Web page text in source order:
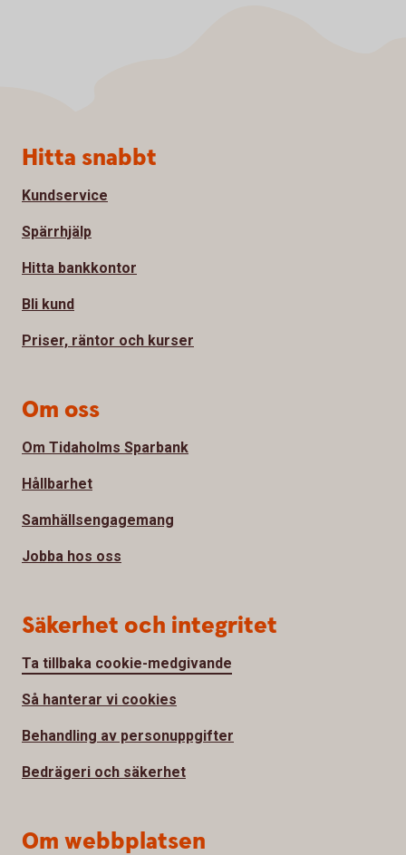
Sidfot
Hitta snabbt
Kundservice
Spärrhjälp
Hitta bankkontor
Bli kund
Priser, räntor och kurser
Om oss
Om Tidaholms Sparbank
Hållbarhet
Samhällsengagemang
Jobba hos oss
Säkerhet och integritet
Ta tillbaka cookie-medgivande
Så hanterar vi cookies
Behandling av personuppgifter
Bedrägeri och säkerhet
Om webbplatsen